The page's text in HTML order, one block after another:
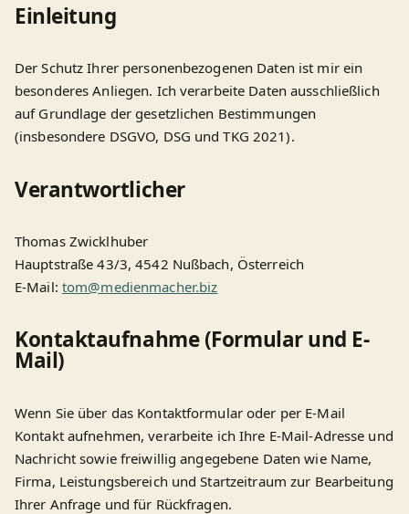
Einleitung
Der Schutz Ihrer personenbezogenen Daten ist mir ein
besonderes Anliegen. Ich verarbeite Daten ausschließlich
auf Grundlage der gesetzlichen Bestimmungen
(insbesondere DSGVO, DSG und TKG 2021).
Verantwortlicher
Thomas Zwicklhuber
Hauptstraße 43/3, 4542 Nußbach, Österreich
E-Mail: tom@medienmacher.biz
Kontaktaufnahme (Formular und E-
Mail)
Wenn Sie über das Kontaktformular oder per E-Mail
Kontakt aufnehmen, verarbeite ich Ihre E-Mail-Adresse und
Nachricht sowie freiwillig angegebene Daten wie Name,
Firma, Leistungsbereich und Startzeitraum zur Bearbeitung
Ihrer Anfrage und für Rückfragen.